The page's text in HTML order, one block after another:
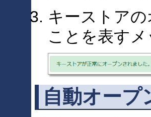
キーストア
ことを表す
自動オープ